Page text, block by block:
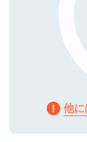
他